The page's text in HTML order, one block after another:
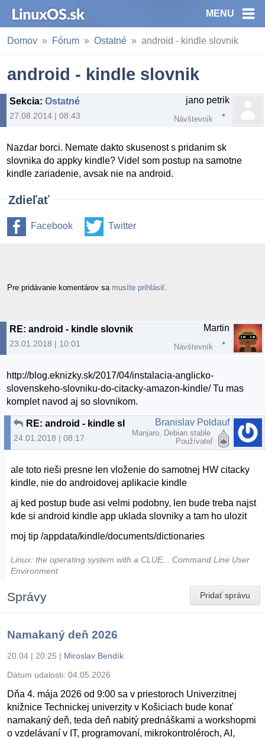
MENU
Domov Fórum Ostatné android - kindle slovnik
android - kindle slovnik
Sekcia: Ostatné
27.08.2014 | 08:43
jano petrik
Návštevník
Nazdar borci. Nemate dakto skusenost s pridanim sk
slovnika do appky kindle? Videl som postup na samotne
kindle zariadenie, avsak nie na android.
Zdieľať
Facebook Twitter
Pre pridávanie komentárov sa musíte prihlásiť
RE: android - kindle slovnik
23.01.2018 | 10:01
Martin
Návštevník
http://blog.eknizky.sk/2017/04/instalacia-anglicko-
slovenskeho-slovniku-do-citacky-amazon-kindle/ Tu mas
komplet navod aj so slovnikom.
RE: android - kindle slovnik
24.01.2018 | 08:17
Branislav Poldauf
Manjaro, Debian stable
Používateľ
ale toto rieši presne len vloženie do samotnej HW citacky
kindle, nie do androidovej aplikacie kindle
aj ked postup bude asi velmi podobny, len bude treba najst
kde si android kindle app uklada slovniky a tam ho ulozit
moj tip /appdata/kindle/documents/dictionaries
Linux: the operating system with a CLUE... Command Line User
Environment
Pridať správu
Správy
Namakaný deň 2026
20.04 | 20:25 | Miroslav Bendík
Dátum udalosti: 04.05.2026
Dňa 4. mája 2026 od 9:00 sa v priestoroch Univerzitnej
knižnice Technickej univerzity v Košiciach bude konať
namakaný deň, teda deň nabitý prednáškami a workshopmi
o vzdelávaní v IT, programovaní, mikrokontroléroch, AI,